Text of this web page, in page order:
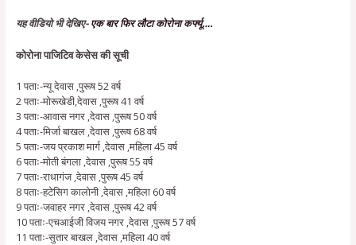
यह वीडियो भी देखिए-एक बार फिर लौटा कोरोना कर्फ्यू….
कोरोना पाजिटिव केसेस की सूची
1 पताः-न्यू देवास ,पुरूष 52 वर्ष
2 पताः-मोरूखेडी,देवास ,पुरूष 41 वर्ष
3 पताः-आवास नगर ,देवास ,पुरूष 50 वर्ष
4 पताः-मिर्जा बाखल ,देवास ,पुरूष 68 वर्ष
5 पताः-जय प्रकाश मार्ग ,देवास ,महिला 45 वर्ष
6 पताः-मोती बंगला ,देवास ,पुरूष 55 वर्ष
7 पताः-राधागंज ,देवास ,पुरूष 45 वर्ष
8 पताः-हटेसिग कालोनी ,देवास ,महिला 60 वर्ष
9 पताः-जवाहर नगर ,देवास ,पुरूष 42 वर्ष
10 पताः-एचआईजी विजय नगर ,देवास ,पुरूष 57 वर्ष
11 पताः-सुतार बाखल ,देवास ,महिला 40 वर्ष